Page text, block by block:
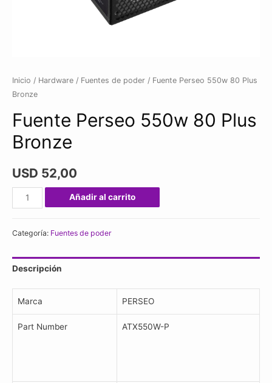
Inicio / Hardware / Fuentes de poder / Fuente Perseo 550w 80 Plus
Bronze
Fuente Perseo 550w 80 Plus
Bronze
USD 52,00
Fuente
Perseo
Bronze
Añadir al carrito
Categoría: Fuentes de poder
Descripción
Marca PERSEO
Part Number ATX550W-P